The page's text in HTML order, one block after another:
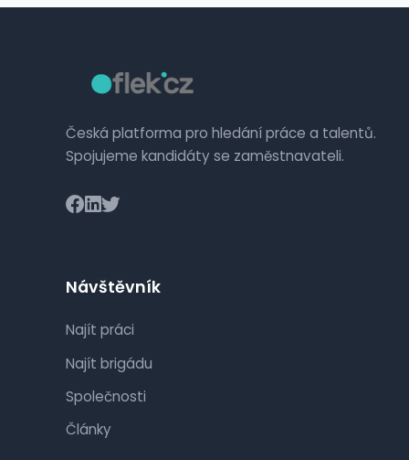
Česká platforma pro hledání práce a talentů.
Spojujeme kandidáty se zaměstnavateli.
Návštěvník
Najít práci
Najít brigádu
Společnosti
Články